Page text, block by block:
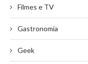
Filmes e TV
Gastronomia
Geek